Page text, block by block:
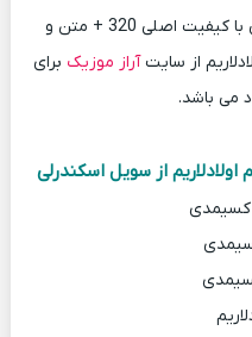
دانلود آهنگ جدید سویل اسکندرلی با کیفیت اصلی 320 + متن و
از سایتآراز موزیک برای
می باشد.
از سویل اسکندرلی
کسیمدی